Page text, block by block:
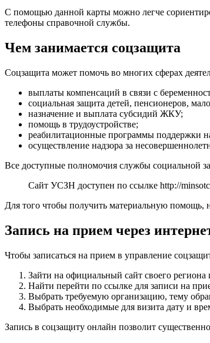
С помощью данной карты можно легче
телефоны справочной службы.
Чем занимается соцзащита
Соцзащита может помочь во многих сферах
выплаты компенсаций в связи с
социальная защита детей, пенсионеров,
назначение и выплата субсидий ЖКУ;
помощь в трудоустройстве;
реабилитационные программы поддержки
осуществление надзора за
Все доступные полномочия службы социальной
Сайт УСЗН доступен по ссылке http://
Для того чтобы получить материальную помощь,
Запись на прием через
Чтобы записаться на прием в управление
Зайти на официальный сайт своего региона
Найти перейти по ссылке для записи на
Выбрать требуемую организацию, тему
Выбрать необходимые для визита дату и
Запись в соцзащиту онлайн позволит